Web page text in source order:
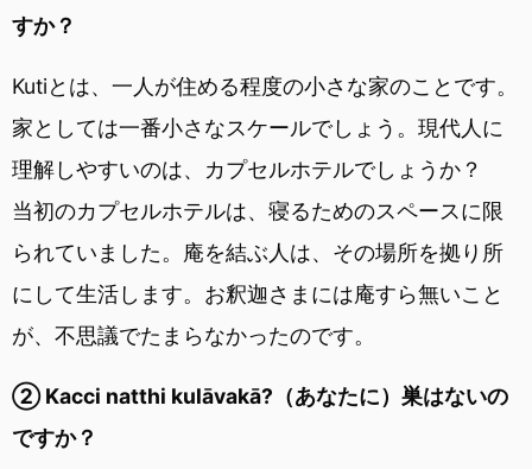
すか？
Kutiとは、一人が住める程度の小さな家のことです。
家としては一番小さなスケールでしょう。現代人に
理解しやすいのは、カプセルホテルでしょうか？
当初のカプセルホテルは、寝るためのスペースに限
られていました。庵を結ぶ人は、その場所を拠り所
にして生活します。お釈迦さまには庵すら無いこと
が、不思議でたまらなかったのです。
② Kacci natthi kulāvakā?（あなたに）巣はないの
ですか？